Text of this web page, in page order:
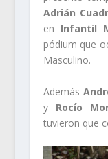
Adrián
en Infantil
pódium que
Masculino.
Además
y Rocío
tuvieron que